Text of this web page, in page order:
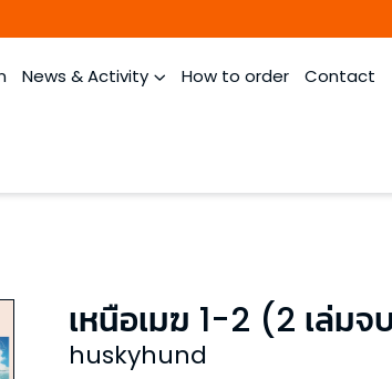
News & Activity How to order Contact
เหนือเมฆ 1-2 (2 เล่มจ
huskyhund